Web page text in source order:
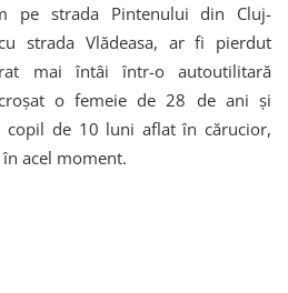
pe strada Pintenului din Cluj-
strada Vlădeasa, ar fi pierdut
mai întâi într-o autoutilitară
o femeie de 28 de ani și
copil de 10 luni aflat în cărucior,
acel moment.